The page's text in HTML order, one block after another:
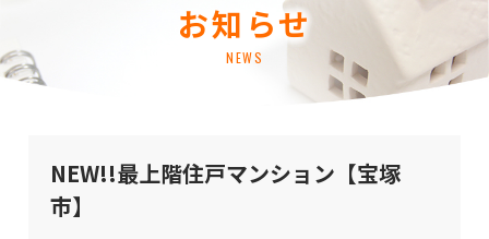
お知らせ
NEWS
NEW!!最上階住戸マンション【宝塚
市】